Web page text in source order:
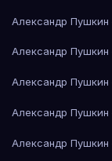
Александр
Александр
Александр
Александр
Александр